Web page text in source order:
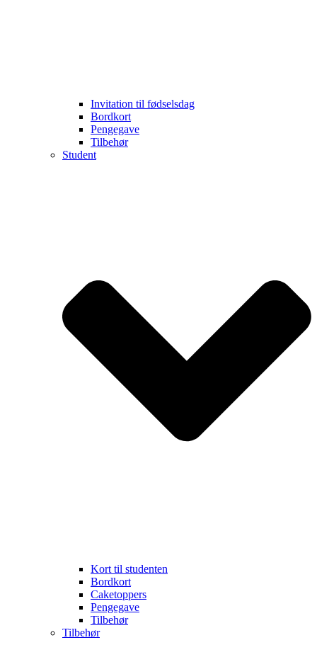
Invitation til fødselsdag
Bordkort
Pengegave
Tilbehør
Student
Kort til studenten
Bordkort
Caketoppers
Pengegave
Tilbehør
Tilbehør